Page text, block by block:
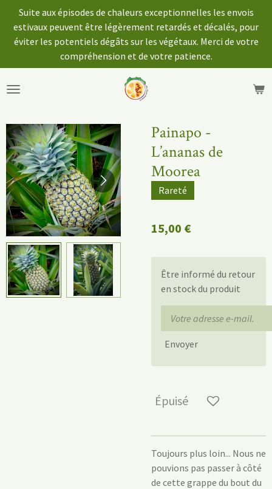
Passer
au
contenu
Suite aux épisodes de chaleurs exceptionnelles les envois
estivaux peuvent être légèrement retardés et décalés, pour
éviter les potentiels dégâts sur les végétaux. Merci de votre
compréhension et de votre patience.
Painapo -
L’ananas de
Moorea
Rareté
15,00 €
Être informé du retour
en stock du produit
Envoyer
Épuisé
Toujours plus loin... Nous ne
pouvions pas passer à côté
de cette grappe du bout du